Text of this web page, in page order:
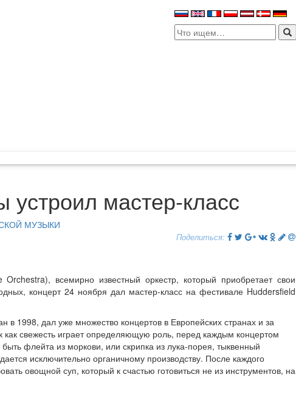
Search
for:
мастер-класс
МУЗЫКИ
Поделиться:
всемирно известный оркестр, который приобретает свои
концерт 24 ноября дал мастер-класс на фестивале Huddersfield
1998, дал уже множество концертов в Европейских странах и за
свежесть играет определяющую роль, перед каждым концертом
флейта из моркови, или скрипка из лука-порея, тыквенный
исключительно органичному производству. После каждого
овощной суп, который к счастью готовиться не из инструментов, на